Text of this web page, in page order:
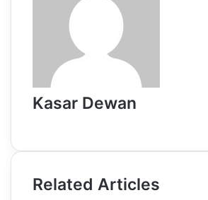
Kasar Dewan
Related Articles